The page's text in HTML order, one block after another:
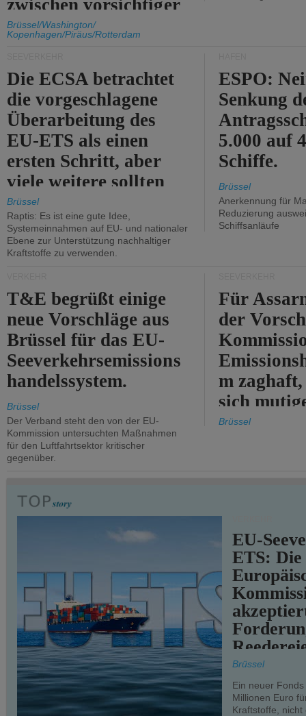
zwischen vorsichtiger
Unterstützung und
Kritik.
Brüssel/Washington/
Kopenhagen/Piräus/Rotterdam
Die ECSA betrachtet
die vorgeschlagene
Überarbeitung des
EU-ETS als einen
ersten Schritt, aber
viele weitere sollten
folgen.
Brüssel
Raptis: Es ist eine gute Idee,
Systemeinnahmen auf EU- und nationaler
Ebene zur Unterstützung nachhaltiger
Kraftstoffe zu verwenden.
ESPO:
Senkung
5.000 auf
Schiffe.
Brüssel
Anerkennung für
Reduzierung
Schiffsanläufe
T&E begrüßt einige
neue Vorschläge aus
Brüssel für das EU-
Seeverkehrsemissions
handelssystem.
Brüssel
Der Verband steht den von der EU-
Kommission untersuchten Maßnahmen
für den Luftfahrtsektor kritischer
gegenüber.
Für
der
m
sich
Brüssel
EU-
ETS: Die
teilweise.
Brüssel
Ein neuer
Millionen Euro
Kraftstoffe, nicht